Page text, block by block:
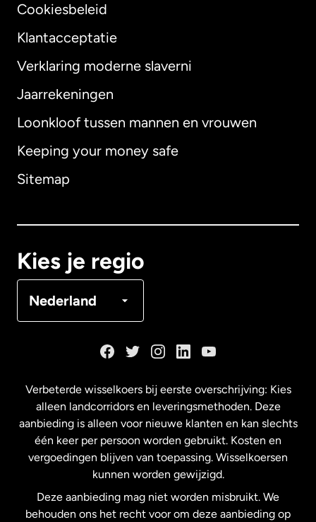
Cookiesbeleid
Klantacceptatie
Verklaring moderne slaverni
Jaarrekeningen
Loonkloof tussen mannen en vrouwen
Keeping your money safe
Sitemap
Kies je regio
Nederland
Internationaal English
Australië
Maleisië
Nederland
Nieuw-Zeeland
Verbeterde wisselkoers bij eerste overschrijving: Kies
alleen landcorridors en leveringsmethoden. Deze
aanbieding is alleen voor nieuwe klanten en kan slechts
één keer per persoon worden gebruikt. Kosten en
vergoedingen blijven van toepassing. Wisselkoersen
kunnen worden gewijzigd.
Deze aanbieding mag niet worden misbruikt. We
behouden ons het recht voor om deze aanbieding op